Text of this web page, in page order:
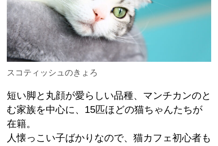
スコティッシュのきょろ
短い脚と丸顔が愛らしい品種、マンチカンのと
む家族を中心に、15匹ほどの猫ちゃんたちが
在籍。
人懐っこい子ばかりなので、猫カフェ初心者も